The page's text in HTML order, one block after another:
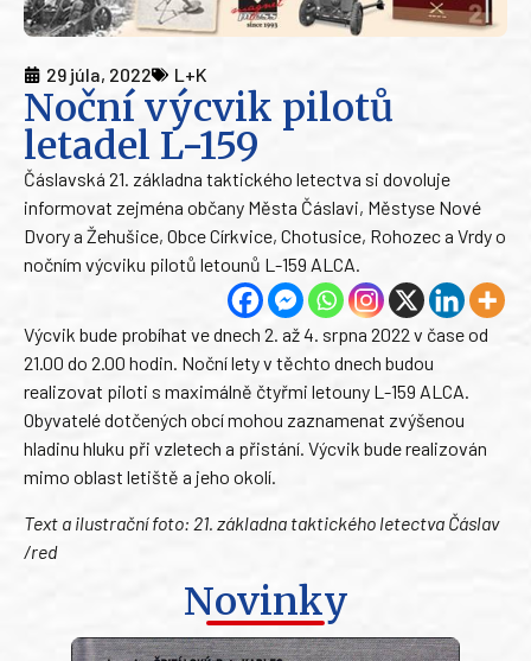
29 júla, 2022 L+K
Noční výcvik pilotů
letadel L-159
Čáslavská 21. základna taktického letectva si dovoluje
informovat zejména občany Města Čáslavi, Městyse Nové
Dvory a Žehušice, Obce Církvice, Chotusice, Rohozec a Vrdy o
nočním výcviku pilotů letounů L-159 ALCA.
Výcvik bude probíhat ve dnech 2. až 4. srpna 2022 v čase od
21.00 do 2.00 hodin. Noční lety v těchto dnech budou
realizovat piloti s maximálně čtyřmi letouny L-159 ALCA.
Obyvatelé dotčených obcí mohou zaznamenat zvýšenou
hladinu hluku při vzletech a přistání. Výcvik bude realizován
mimo oblast letiště a jeho okolí.
Text a ilustrační foto: 21. základna taktického letectva Čáslav
/red
Novinky